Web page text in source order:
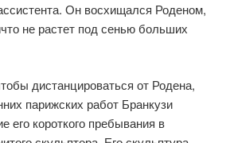
Он восхищался Роденом,
не растет под сенью больших
дистанцироваться от Родена,
парижских работ Бранкузи
его короткого пребывания в